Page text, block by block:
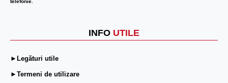
telefonie.
INFO UTILE
►Legături utile
►Termeni de utilizare